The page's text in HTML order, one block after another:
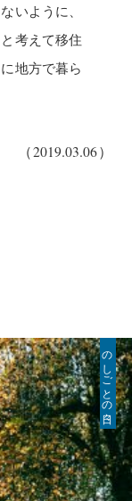
いように、
考えて移住
地方で暮ら
（2019.03.06）
のしごとの日々